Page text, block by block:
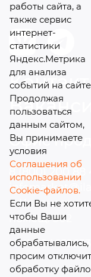
Офис
г.
помещ. 302
ИНН:
работы сайта, а
также сервис
интернет-
статистики
Яндекс.Метрика
для анализа
событий на
Продолжая
пользоваться
данным сайтом,
Вы принимаете
условия
Соглашения об
использовании
Cookie-файлов.
Если Вы не
чтобы Ваши
данные
обрабатывались,
просим
обработку